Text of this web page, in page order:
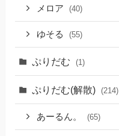
メロア (40)
ゆそる (55)
ぷりだむ (1)
ぷりだむ(解散) (214)
あーるん。 (65)